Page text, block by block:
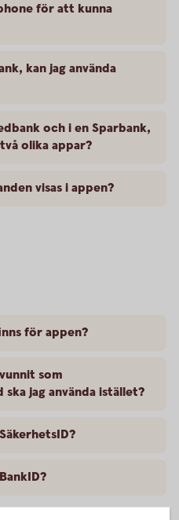
för att kunna
kan jag använda
och i en Sparbank,
olika appar?
visas i appen?
för appen?
som
jag använda istället?